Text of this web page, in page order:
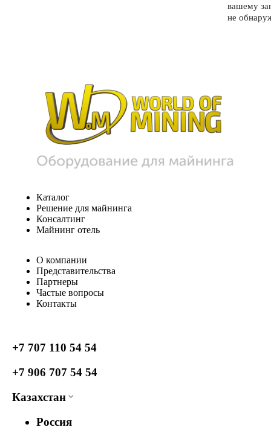
вашему
не
Каталог
Решение для майнинга
Консалтинг
Майнинг отель
О компании
Представительства
Партнеры
Частые вопросы
Контакты
+7 707 110 54 54
+7 906 707 54 54
Казахстан
Россия